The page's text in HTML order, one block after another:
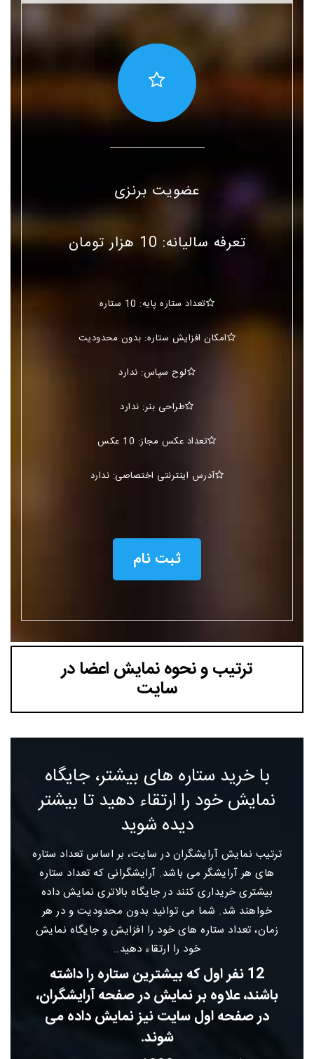
عضویت برنزی
تعرفه سالیانه: 10 هزار تومان
تعداد ستاره پایه: 10 ستاره
امکان افزایش ستاره: بدون محدودیت
لوح سپاس: ندارد
طراحی بنر: ندارد
تعداد عکس مجاز: 10 عکس
آدرس اینترنتی اختصاصی: ندارد
ثبت نام
ترتیب و نحوه نمایش اعضا در
سایت
با خرید ستاره های بیشتر، جایگاه
نمایش خود را ارتقاء دهید تا بیشتر
دیده شوید
ترتیب نمایش آرایشگران در سایت، بر اساس تعداد ستاره
های هر آرایشگر می باشد. آرایشگرانی که تعداد ستاره
بیشتری خریداری کنند در جایگاه بالاتری نمایش داده
خواهند شد. شما می توانید بدون محدودیت و در هر
زمان، تعداد ستاره های خود را افزایش و جایگاه نمایش
خود را ارتقاء دهید..
12 نفر اول که بیشترین ستاره را داشته
باشند، علاوه بر نمایش در صفحه آرایشگران،
در صفحه اول سایت نیز نمایش داده می
شوند.